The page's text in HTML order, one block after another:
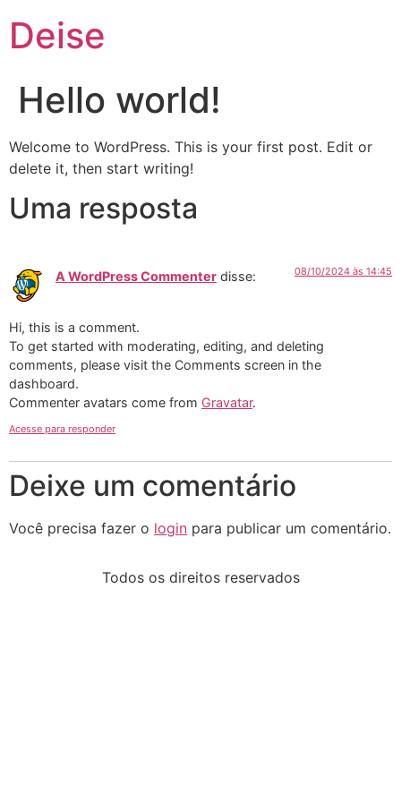
Deise
Hello world!
Welcome to WordPress. This is your first post. Edit or
delete it, then start writing!
Uma resposta
A WordPress Commenter disse: 08/10/2024 às 14:45
Hi, this is a comment.
To get started with moderating, editing, and deleting
comments, please visit the Comments screen in the
dashboard.
Commenter avatars come from Gravatar.
Acesse para responder
Deixe um comentário
Você precisa fazer o login para publicar um comentário.
Todos os direitos reservados